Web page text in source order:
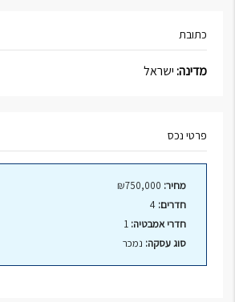
כתובת
מדינה:ישראל
פרטי נכס
מחיר:
חדרים:
חדרי אמבטיה:
סוג עסקה: נמכר